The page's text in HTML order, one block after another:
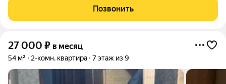
(покупка постельного белья, кастрюль, сковородок, утюга и
других мелочей для комфортного
Позвонить
27 000 ₽ в месяц
54 м² 2-комн. квартира 7 этаж из 9